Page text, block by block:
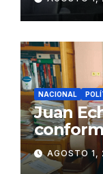
Juliaca
NACIONAL
Juan
Fujimori
AGOSTO 1,